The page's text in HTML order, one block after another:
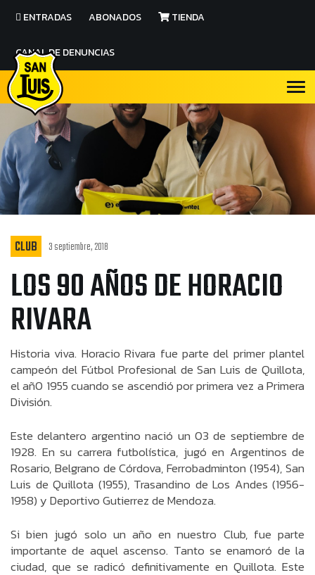
ENTRADAS ABONADOS TIENDA
CANAL DE DENUNCIAS
CLUB 3 septiembre, 2018
LOS 90 AÑOS DE HORACIO
RIVARA
Historia viva. Horacio Rivara fue parte del primer plantel
campeón del Fútbol Profesional de San Luis de Quillota,
el añ0 1955 cuando se ascendió por primera vez a Primera
División.
Este delantero argentino nació un 03 de septiembre de
1928. En su carrera futbolística, jugó en Argentinos de
Rosario, Belgrano de Córdova, Ferrobadminton (1954), San
Luis de Quillota (1955), Trasandino de Los Andes (1956-
1958) y Deportivo Gutierrez de Mendoza.
Si bien jugó solo un año en nuestro Club, fue parte
importante de aquel ascenso. Tanto se enamoró de la
ciudad, que se radicó definitivamente en Quillota. Este